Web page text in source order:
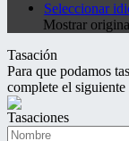
Seleccionar
Mostrar
Tasación
Para que podamos
complete el
Tasaciones